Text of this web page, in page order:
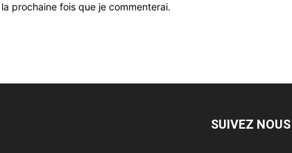
prochaine fois que je commenterai.
SUIVEZ NOUS